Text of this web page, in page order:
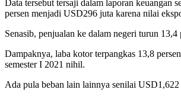
Data tersebut tersaji dalam laporan keuangan
persen menjadi USD296 juta karena nilai
Senasib, penjualan ke dalam negeri turun
Dampaknya, laba kotor terpangkas 13,8
semester I 2021 nihil.
Ada pula beban lain lainnya senilai